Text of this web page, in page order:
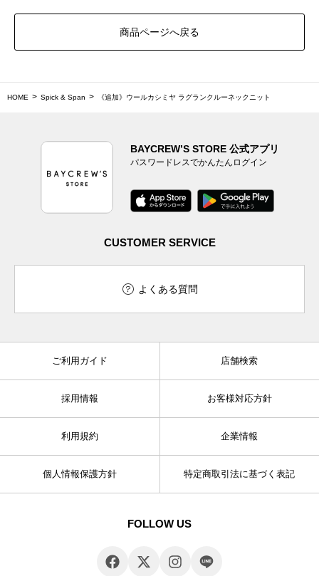
商品ページへ戻る
HOME Spick & Span 《追加》ウールカシミヤ ラグランクルーネックニット
BAYCREW’S STORE 公式アプリ
パスワードレスでかんたんログイン
CUSTOMER SERVICE
よくある質問
ご利用ガイド 店舗検索
採用情報 お客様対応方針
利用規約 企業情報
個人情報保護方針 特定商取引法に基づく表記
FOLLOW US